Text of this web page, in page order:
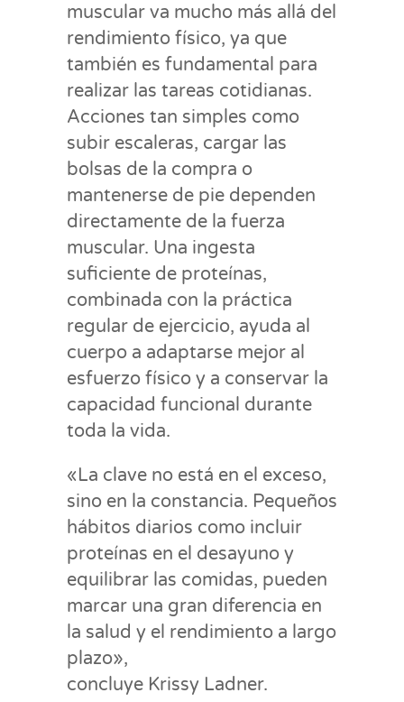
muscular va mucho más allá del
rendimiento físico, ya que
también es fundamental para
realizar las tareas cotidianas.
Acciones tan simples como
subir escaleras, cargar las
bolsas de la compra o
mantenerse de pie dependen
directamente de la fuerza
muscular. Una ingesta
suficiente de proteínas,
combinada con la práctica
regular de ejercicio, ayuda al
cuerpo a adaptarse mejor al
esfuerzo físico y a conservar la
capacidad funcional durante
toda la vida.
«La clave no está en el exceso,
sino en la constancia. Pequeños
hábitos diarios como incluir
proteínas en el desayuno y
equilibrar las comidas, pueden
marcar una gran diferencia en
la salud y el rendimiento a largo
plazo»,
concluye Krissy Ladner.